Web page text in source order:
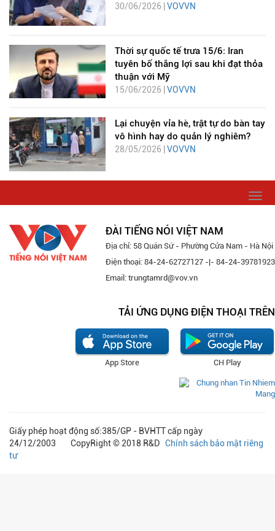
30/06/2026 | VOVVN
Thời sự quốc tế trưa 15/6: Iran
tuyên bố thắng lợi sau khi đạt thỏa
thuận với Mỹ
15/06/2026 |VOVVN
Lại chuyện vỉa hè, trật tự do bàn tay
vô hình hay do quản lý nghiêm?
28/05/2026 | VOVVN
ĐÀI TIẾNG NÓI VIỆT NAM
Địa chỉ: 58 Quán Sứ - Phường Cửa Nam - Hà Nội
Điện thoại: 84-24-62727127 -|- 84-24-39781923
Email: trungtamrd@vov.vn
TẢI ỨNG DỤNG ĐIỆN THOẠI TRÊN
CH Play
App Store
Giấy phép hoạt động số:385/GP - BVHTT cấp ngày
24/12/2003 CopyRight © 2018 R&D Chính sách bảo mật riêng
tư